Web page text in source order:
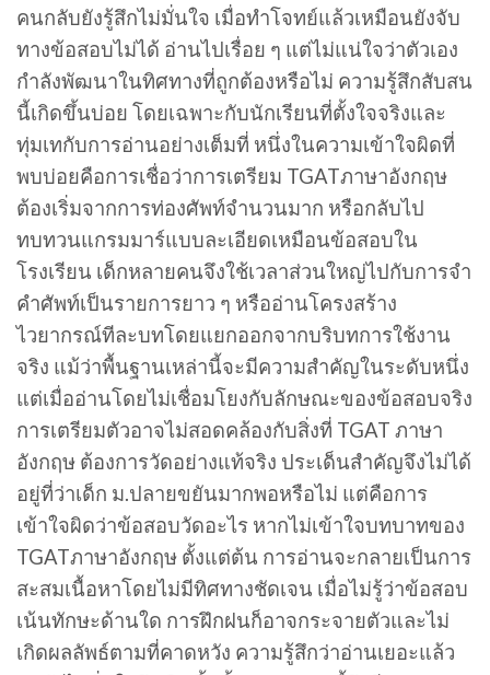
คนกลับยังรู้สึกไม่มั่นใจ เมื่อทำโจทย์แล้วเหมือนยังจับ
ทางข้อสอบไม่ได้ อ่านไปเรื่อย ๆ แต่ไม่แน่ใจว่าตัวเอง
กำลังพัฒนาในทิศทางที่ถูกต้องหรือไม่ ความรู้สึกสับสน
นี้เกิดขึ้นบ่อย โดยเฉพาะกับนักเรียนที่ตั้งใจจริงและ
ทุ่มเทกับการอ่านอย่างเต็มที่ หนึ่งในความเข้าใจผิดที่
พบบ่อยคือการเชื่อว่าการเตรียม TGATภาษาอังกฤษ
ต้องเริ่มจากการท่องศัพท์จำนวนมาก หรือกลับไป
ทบทวนแกรมมาร์แบบละเอียดเหมือนข้อสอบใน
โรงเรียน เด็กหลายคนจึงใช้เวลาส่วนใหญ่ไปกับการจำ
คำศัพท์เป็นรายการยาว ๆ หรืออ่านโครงสร้าง
ไวยากรณ์ทีละบทโดยแยกออกจากบริบทการใช้งาน
จริง แม้ว่าพื้นฐานเหล่านี้จะมีความสำคัญในระดับหนึ่ง
แต่เมื่ออ่านโดยไม่เชื่อมโยงกับลักษณะของข้อสอบจริง
การเตรียมตัวอาจไม่สอดคล้องกับสิ่งที่ TGAT ภาษา
อังกฤษ ต้องการวัดอย่างแท้จริง ประเด็นสำคัญจึงไม่ได้
อยู่ที่ว่าเด็ก ม.ปลายขยันมากพอหรือไม่ แต่คือการ
เข้าใจผิดว่าข้อสอบวัดอะไร หากไม่เข้าใจบทบาทของ
TGATภาษาอังกฤษ ตั้งแต่ต้น การอ่านจะกลายเป็นการ
สะสมเนื้อหาโดยไม่มีทิศทางชัดเจน เมื่อไม่รู้ว่าข้อสอบ
เน้นทักษะด้านใด การฝึกฝนก็อาจกระจายตัวและไม่
เกิดผลลัพธ์ตามที่คาดหวัง ความรู้สึกว่าอ่านเยอะแล้ว